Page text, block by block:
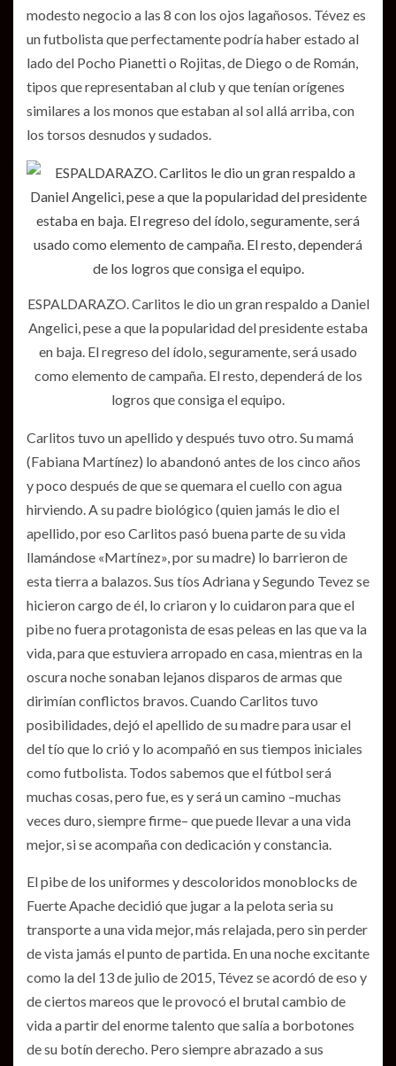
modesto negocio a las 8 con los ojos lagañosos. Tévez es
un futbolista que perfectamente podría haber estado al
lado del Pocho Pianetti o Rojitas, de Diego o de Román,
tipos que representaban al club y que tenían orígenes
similares a los monos que estaban al sol allá arriba, con
los torsos desnudos y sudados.
ESPALDARAZO. Carlitos le dio un gran respaldo a Daniel
Angelici, pese a que la popularidad del presidente estaba
en baja. El regreso del ídolo, seguramente, será usado
como elemento de campaña. El resto, dependerá de los
logros que consiga el equipo.
Carlitos tuvo un apellido y después tuvo otro. Su mamá
(Fabiana Martínez) lo abandonó antes de los cinco años
y poco después de que se quemara el cuello con agua
hirviendo. A su padre biológico (quien jamás le dio el
apellido, por eso Carlitos pasó buena parte de su vida
llamándose «Martínez», por su madre) lo barrieron de
esta tierra a balazos. Sus tíos Adriana y Segundo Tevez se
hicieron cargo de él, lo criaron y lo cuidaron para que el
pibe no fuera protagonista de esas peleas en las que va la
vida, para que estuviera arropado en casa, mientras en la
oscura noche sonaban lejanos disparos de armas que
dirimían conflictos bravos. Cuando Carlitos tuvo
posibilidades, dejó el apellido de su madre para usar el
del tío que lo crió y lo acompañó en sus tiempos iniciales
como futbolista. Todos sabemos que el fútbol será
muchas cosas, pero fue, es y será un camino –muchas
veces duro, siempre firme– que puede llevar a una vida
mejor, si se acompaña con dedicación y constancia.
El pibe de los uniformes y descoloridos monoblocks de
Fuerte Apache decidió que jugar a la pelota seria su
transporte a una vida mejor, más relajada, pero sin perder
de vista jamás el punto de partida. En una noche excitante
como la del 13 de julio de 2015, Tévez se acordó de eso y
de ciertos mareos que le provocó el brutal cambio de
vida a partir del enorme talento que salía a borbotones
de su botín derecho. Pero siempre abrazado a sus